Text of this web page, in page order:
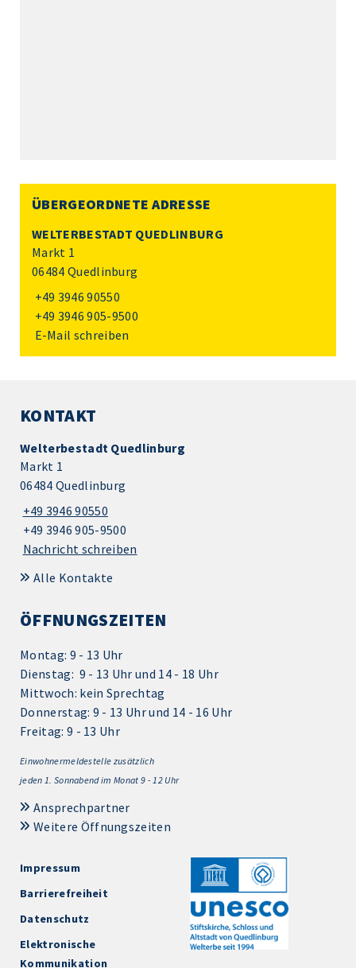
ÜBERGEORDNETE ADRESSE
WELTERBESTADT QUEDLINBURG
Markt 1
06484 Quedlinburg
+49 3946 90550
+49 3946 905-9500
E-Mail schreiben
KONTAKT
Welterbestadt Quedlinburg
Markt 1
06484 Quedlinburg
+49 3946 90550
+49 3946 905-9500
Nachricht schreiben
Alle Kontakte
ÖFFNUNGSZEITEN
Montag: 9 - 13 Uhr
Dienstag: 9 - 13 Uhr und 14 - 18 Uhr
Mittwoch: kein Sprechtag
Donnerstag: 9 - 13 Uhr und 14 - 16 Uhr
Freitag: 9 - 13 Uhr
Einwohnermeldestelle zusätzlich
jeden 1. Sonnabend im Monat 9 - 12 Uhr
Ansprechpartner
Weitere Öffnungszeiten
Impressum
Barrierefreiheit
Datenschutz
Elektronische
Kommunikation